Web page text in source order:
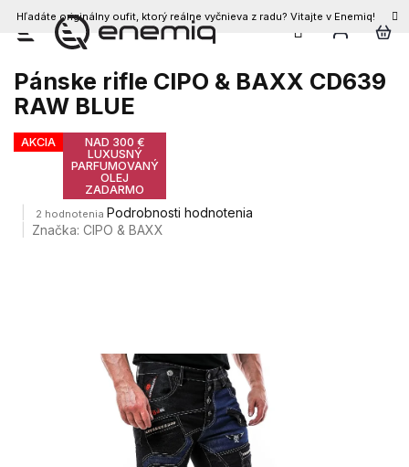
Prejsť
obsah
Hľadáte originálny oufit, ktorý reálne vyčnieva z radu? Vitajte v Enemiq!
Pánske rifle CIPO & BAXX CD639
RAW BLUE
AKCIA
NAD 300 €
LUXUSNÝ
PARFUMOVANÝ
OLEJ
ZADARMO
Priemerné
hodnotenie
2 hodnotenia Podrobnosti hodnotenia
Značka:CIPO & BAXX